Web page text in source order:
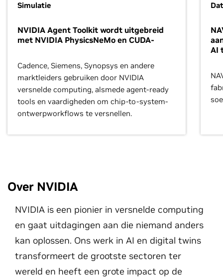
Simulatie
NVIDIA Agent Toolkit wordt uitgebreid
met NVIDIA PhysicsNeMo en CUDA-
Cadence, Siemens, Synopsys en andere
marktleiders gebruiken door NVIDIA
versnelde computing, alsmede agent-ready
tools en vaardigheden om chip-to-system-
ontwerpworkflows te versnellen.
AI
Over NVIDIA
NVIDIA is een pionier in versnelde computing
en gaat uitdagingen aan die niemand anders
kan oplossen. Ons werk in AI en digital twins
transformeert de grootste sectoren ter
wereld en heeft een grote impact op de